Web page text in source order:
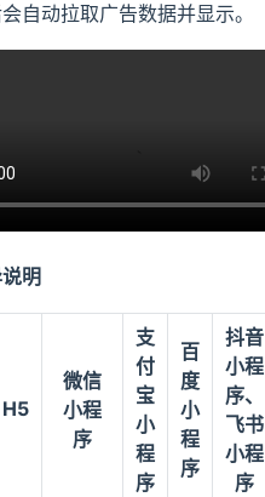
自动拉取广告数据并显示。
明
H5
微信
小程
序
支
付
宝
小
程
序
百
度
小
程
序
抖音
小程
序、
飞书
小程
序